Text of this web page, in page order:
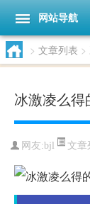
网站导航
> 文章列表 >
冰激凌么得
网友:bjl 文章